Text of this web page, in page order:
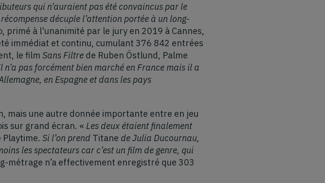
qui n’auraient pas été convaincus par le
récompense décuple l’attention portée à un long-
primé à l'unanimité par le jury en 2019 à Cannes,
immédiat et continu, cumulant 376 842 entrées
le film Sans Filtre de Ruben Östlund, Palme
n’a pas forcément bien marché en France mais il a
en Espagne et dans les pays
mais une autre donnée importante entre en jeu
sur grand écran. « Les deux étaient finalement
Playtime. Si l’on prend Titane de Julia Ducournau,
les spectateurs car c’est un film de genre, qui
métrage n’a effectivement enregistré que 303